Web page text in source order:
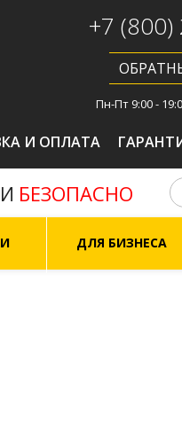
+7
Пн-Пт 9:00 -
И ОПЛАТА
БЕЗОПАСНО
ДЛЯ БИЗНЕСА